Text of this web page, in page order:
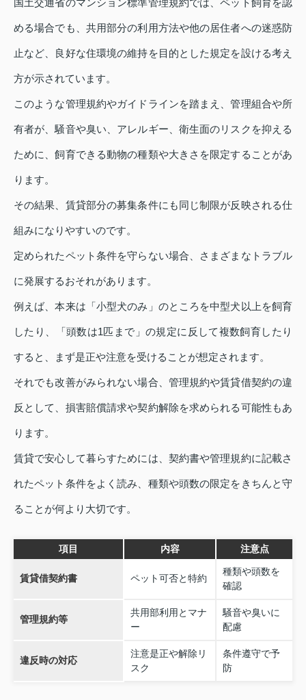
める場合でも、共用部分の利用方法や他の居住者への迷惑防
止など、良好な住環境の維持を目的とした規定を設ける考え
方が示されています。
このような管理規約やガイドラインを踏まえ、管理組合や所
有者が、騒音や臭い、アレルギー、衛生面のリスクを抑える
ために、飼育できる動物の種類や大きさを限定することがあ
ります。
その結果、賃貸部分の募集条件にも同じ制限が反映される仕
組みになりやすいのです。
定められたペット条件を守らない場合、さまざまなトラブル
に発展するおそれがあります。
例えば、本来は「小型犬のみ」のところを中型犬以上を飼育
したり、「頭数は1匹まで」の規定に反して複数飼育したり
すると、まず是正や注意を受けることが想定されます。
それでも改善がみられない場合、管理規約や賃貸借契約の違
反として、損害賠償請求や契約解除を求められる可能性もあ
ります。
賃貸で安心して暮らすためには、契約書や管理規約に記載さ
れたペット条件をよく読み、種類や頭数の限定をきちんと守
ることが何より大切です。
項目 内容 注意点
賃貸借契約書 ペット可否と特約
種類や頭数を
確認
管理規約等
共用部利用とマナ
ー
騒音や臭いに
配慮
違反時の対応
注意是正や解除リ
スク
条件遵守で予
防